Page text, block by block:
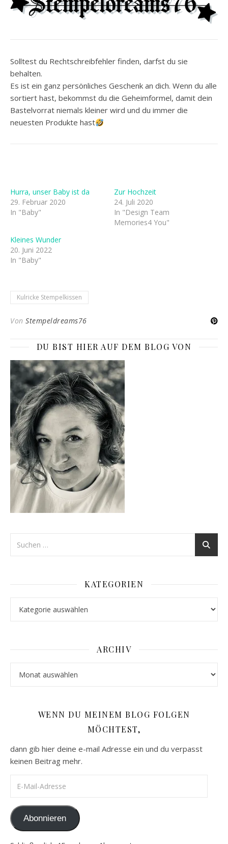
Solltest du Rechtschreibfehler finden, darfst du sie
behalten.
Es ist ein ganz persönliches Geschenk an dich. Wenn du alle
sortiert hast, bekommst du die Geheimformel, damit dein
Bastelvorrat niemals kleiner wird und du immer die
neuesten Produkte hast
Hurra, unser Baby ist da
29. Februar 2020
In "Baby"
Zur Hochzeit
24. Juli 2020
In "Design Team
Memories4 You"
Kleines Wunder
20. Juni 2022
In "Baby"
Kulricke Stempelkissen
Von Stempeldreams76
DU BIST HIER AUF DEM BLOG VON
KATEGORIEN
ARCHIV
WENN DU MEINEM BLOG FOLGEN
MÖCHTEST,
dann gib hier deine e-mail Adresse ein und du verpasst
keinen Beitrag mehr.
Abonnieren